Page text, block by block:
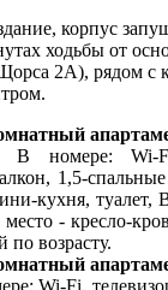
корпус
ходьбы от
2А), рядом с
номере: Wi-
1,5-
кухня, туалет,
- кресло-
по возрасту.